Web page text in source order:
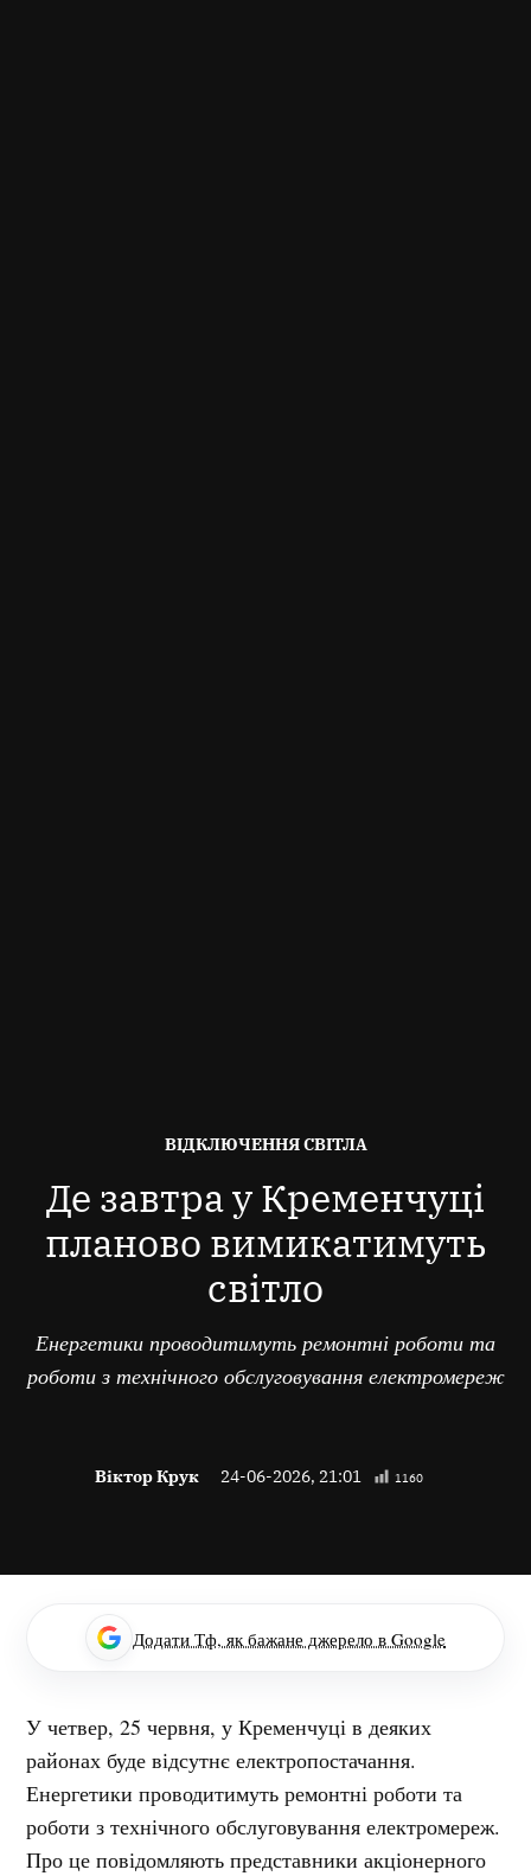
ОПУБЛІКОВАНО
ВІДКЛЮЧЕННЯ СВІТЛА
Де завтра у Кременчуці
планово вимикатимуть
світло
Енергетики проводитимуть ремонтні роботи та
роботи з технічного обслуговування електромереж
Віктор Крук 24-06-2026, 21:01 1160
Додати Тф, як бажане джерело в Google
У четвер, 25 червня, у Кременчуці в деяких
районах буде відсутнє електропостачання.
Енергетики проводитимуть ремонтні роботи та
роботи з технічного обслуговування електромереж.
Про це повідомляють представники акціонерного